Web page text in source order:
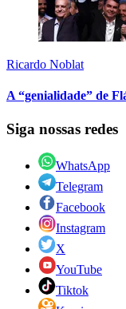
Ricardo Noblat
A “genialidade” de
Siga nossas redes
WhatsApp
Telegram
Facebook
Instagram
X
YouTube
Tiktok